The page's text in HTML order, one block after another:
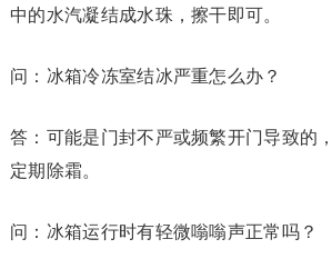
中的水汽凝结成水珠，擦干即可。
问：冰箱冷冻室结冰严重怎么办？
答：可能是门封不严或频繁开门导致的
定期除霜。
问：冰箱运行时有轻微嗡嗡声正常吗？